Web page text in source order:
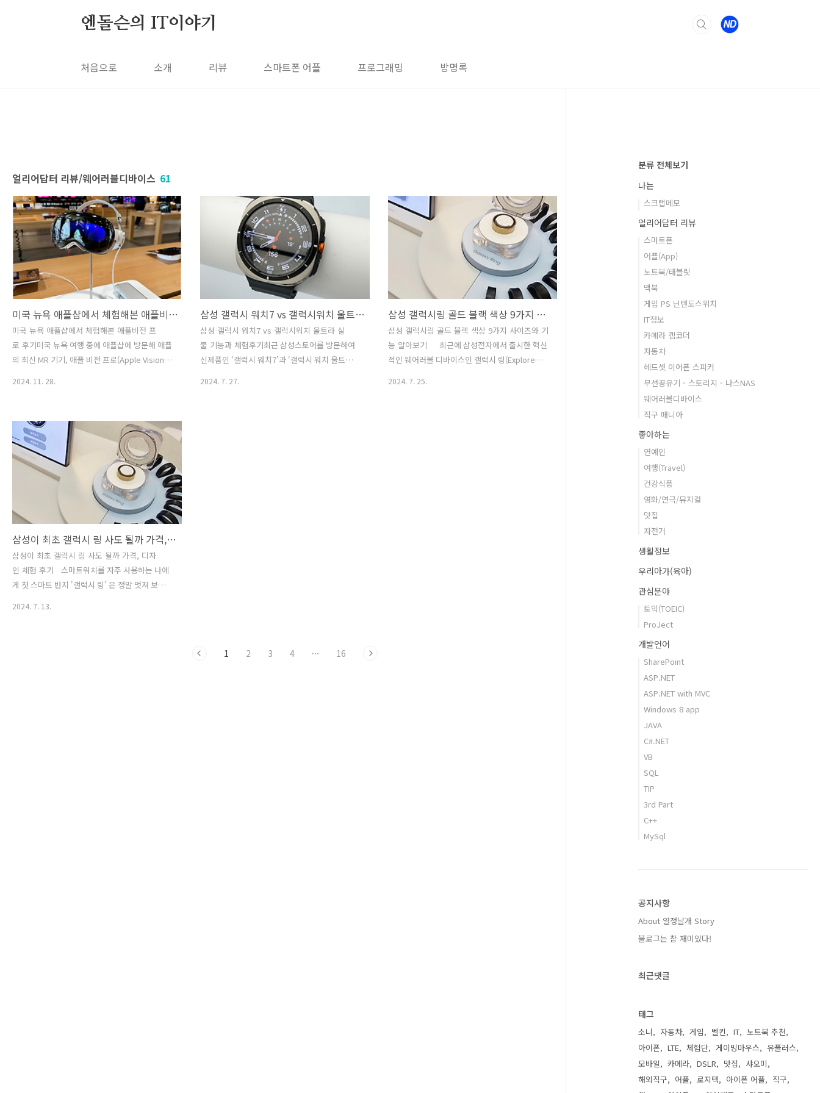
엔돌슨의 IT이야기
처음으로 소개 리뷰 스마트폰 어플 프로그래밍 방명록
얼리어답터 리뷰/웨어러블디바이스 61
미국 뉴욕 애플샵에서 체험해본 애플비전 프로 후기
미국 뉴욕 애플샵에서 체험해본 애플비전 프
로 후기미국 뉴욕 여행 중에 애플샵에 방문해 애플
의 최신 MR 기기, 애플 비전 프로(Apple Vision
다. 굳이 뉴욕까지 와서 애플비전을 체험하니깐
요^^ 뉴욕맨하탄에 위치한 애플샵에서 비전 프로
를 체험하려니, 사전 예약이 필요했습니다. 예약
후에도 한참 기다려야 했지만, 여행 일정상 시간이
촉박하다고 얘기하니 직원들이 신속하게 도와주
었습니다. 미국여행까지와서 한국돌아갈 시간이
얼마 남지 않아 시간이 너무 야속하더라고요. 그래
서 애플 직원을 제촉을 했더니, 좀 빨라지는 것 같
았습니다. 그리고 애플비전 체험을 위한..
2024. 11. 28.
삼성 갤럭시 워치7 vs 갤럭시워치 울트라 실물 기능과 체험후기
삼성 갤럭시 워치7 vs 갤럭시워치 울트라 실
물 기능과 체험후기최근 삼성스토어를 방문하여
신제품인 ‘갤럭시 워치7’과 ‘갤럭시 워치 울트
2024. 7. 27.
삼성 갤럭시링 골드 블랙 색상 9가지 사이즈와 기능 알아보기
삼성 갤럭시링 골드 블랙 색상 9가지 사이즈와 기
능 알아보기 최근에 삼성전자에서 출시한 혁신
적인 웨어러블 디바이스인 갤럭시 링(Explore
2024. 7. 25.
삼성이 최초 갤럭시 링 사도 될까 가격, 디자인 체험 후기
삼성이 최초 갤럭시 링 사도 될까 가격, 디자
인 체험 후기 스마트워치를 자주 사용하는 나에
게 첫 스마트 반지 '갤럭시 링' 은 정말 멋져 보였습
2024. 7. 13.
1 2 3 4 ··· 16
분류 전체보기
나는
스크랩메모
얼리어답터 리뷰
스마트폰
어플(App)
노트북/태블릿
맥북
게임 PS 닌텐도스위치
IT정보
카메라 캠코더
자동차
헤드셋 이어폰 스피커
무선공유기 - 스토리지 - 나스NAS
웨어러블디바이스
직구 매니아
좋아하는
연예인
여행(Travel)
건강식품
영화/연극/뮤지컬
맛집
자전거
생활정보
우리아가(육아)
관심분야
토익(TOEIC)
ProJect
개발언어
SharePoint
ASP.NET
ASP.NET with MVC
Windows 8 app
JAVA
C#.NET
VB
SQL
TIP
3rd Part
C++
MySql
공지사항
About 열정날개 Story
블로그는 참 재미있다!
최근댓글
태그
소니 자동차 게임 벨킨 IT
노트북 추천
아이폰
LTE 체험단 게이밍마우스
유플러스
모바일
카메라 DSLR 맛집
샤오미
해외직구
어플 로지텍 아이폰 어플
직구